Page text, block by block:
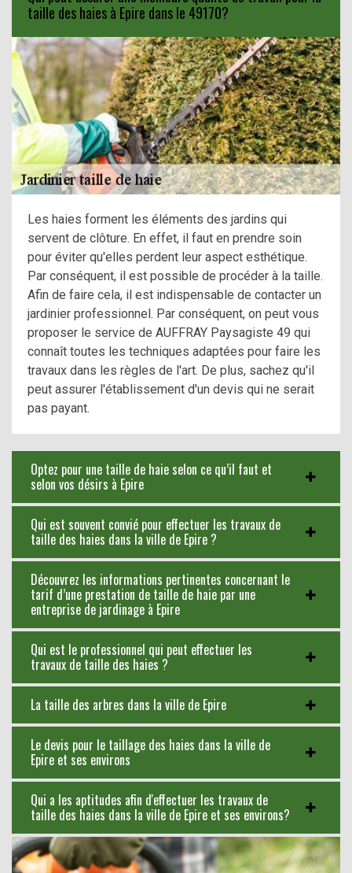
taille des haies à Epire dans le 49170?
Les haies forment les éléments des jardins qui
servent de clôture. En effet, il faut en prendre soin
pour éviter qu'elles perdent leur aspect esthétique.
Par conséquent, il est possible de procéder à la taille.
Afin de faire cela, il est indispensable de contacter un
jardinier professionnel. Par conséquent, on peut vous
proposer le service de AUFFRAY Paysagiste 49 qui
connaît toutes les techniques adaptées pour faire les
travaux dans les règles de l'art. De plus, sachez qu'il
peut assurer l'établissement d'un devis qui ne serait
pas payant.
Optez pour une taille de haie selon ce qu’il faut et
selon vos désirs à Epire
Qui est souvent convié pour effectuer les travaux de
taille des haies dans la ville de Epire ?
Découvrez les informations pertinentes concernant le
tarif d’une prestation de taille de haie par une
entreprise de jardinage à Epire
Qui est le professionnel qui peut effectuer les
travaux de taille des haies ?
La taille des arbres dans la ville de Epire
Le devis pour le taillage des haies dans la ville de
Epire et ses environs
Qui a les aptitudes afin d'effectuer les travaux de
taille des haies dans la ville de Epire et ses environs?